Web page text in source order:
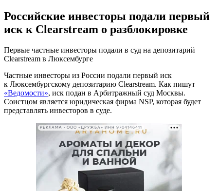
Российские инвесторы подали первый
иск к Clearstream о разблокировке
Первые частные инвесторы подали в суд на депозитарий
Clearstream в Люксембурге
Частные инвесторы из России подали первый иск
к Люксембургскому депозитарию Clearstream. Как пишут
«Ведомости», иск подан в Арбитражный суд Москвы.
Соистцом является юридическая фирма NSP, которая будет
представлять инвесторов в суде.
РЕКЛАМА • ООО «ДРУЖБА» ИНН 9704146411